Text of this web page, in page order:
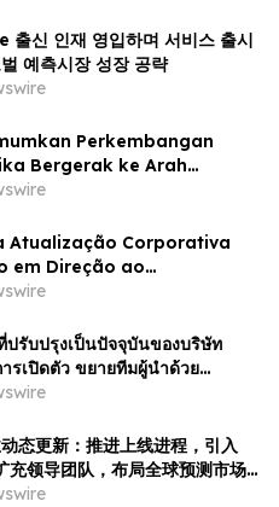
신 인재 영입하며 서비스 출시
예측시장 성장 공략
Perkembangan
Bergerak ke Arah
Pasukan
Bakat dari Binance
untuk Pertumbuhan
Global
Atualização Corporativa
em Direção ao
Expande a Equipe de
Talentos da Binance, e Se
o Crescimento do
de Previsões
รับปรุงเป็นปัจจุบันของบริษัท
รเปิดตัว ขยายทีมผู้นำด้วย
สามารถจาก Binance และวาง
บการเติบโตของตลาดการคาดกา
态更新：推进上线进程，引入
领导团队，布局全球预测市场